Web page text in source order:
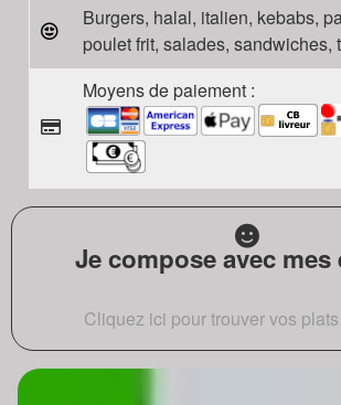
Burgers, halal, italien, kebabs,
poulet frit, salades, sandwiches,
Moyens de paiement :
Je compose avec mes
Cliquez ici pour trouver vos